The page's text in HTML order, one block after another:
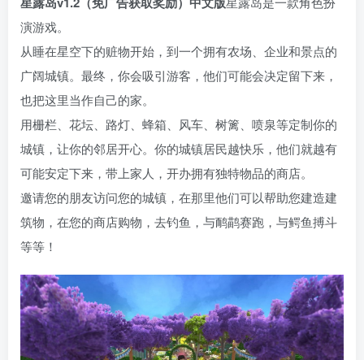
演游戏。
从睡在星空下的赃物开始，到一个拥有农场、企业和景点的
广阔城镇。最终，你会吸引游客，他们可能会决定留下来，
也把这里当作自己的家。
用栅栏、花坛、路灯、蜂箱、风车、树篱、喷泉等定制你的
城镇，让你的邻居开心。你的城镇居民越快乐，他们就越有
可能安定下来，带上家人，开办拥有独特物品的商店。
邀请您的朋友访问您的城镇，在那里他们可以帮助您建造建
筑物，在您的商店购物，去钓鱼，与鸸鹋赛跑，与鳄鱼搏斗
等等！